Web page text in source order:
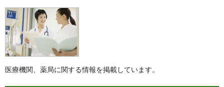
医療機関、薬局に関する情報を掲載しています。